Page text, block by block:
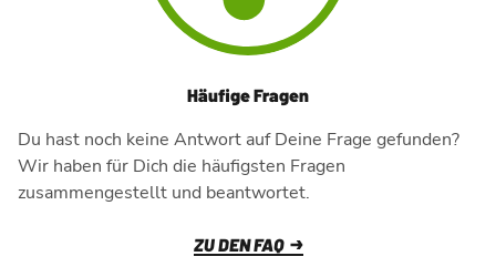
Häufige Fragen
Du hast noch keine Antwort auf Deine Frage gefunden?
Wir haben für Dich die häufigsten Fragen
zusammengestellt und beantwortet.
ZU DEN FAQ